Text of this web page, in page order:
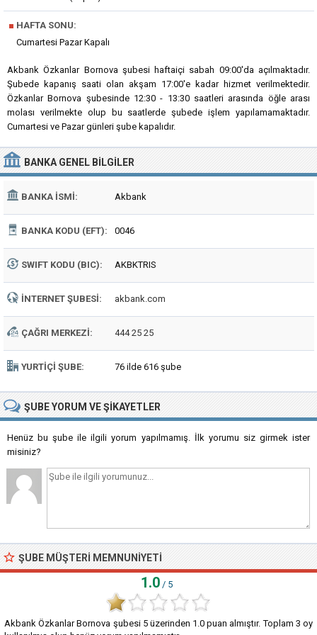
■ HAFTA SONU:
Cumartesi Pazar Kapalı
Akbank Özkanlar Bornova şubesi haftaiçi sabah 09:00'da açılmaktadır.
Şubede kapanış saati olan akşam 17:00'e kadar hizmet verilmektedir.
Özkanlar Bornova şubesinde 12:30 - 13:30 saatleri arasında öğle arası
molası verilmekte olup bu saatlerde şubede işlem yapılamamaktadır.
Cumartesi ve Pazar günleri şube kapalıdır.
BANKA GENEL BILGILER
BANKA İSMI: Akbank
BANKA KODU (EFT): 0046
SWIFT KODU (BIC): AKBKTRIS
İNTERNET ŞUBESI: akbank.com
ÇAĞRI MERKEZI: 444 25 25
YURTIÇI ŞUBE: 76 ilde 616 şube
ŞUBEYORUM VE ŞIKAYETLER
Henüz bu şube ile ilgili yorum yapılmamış. İlk yorumu siz girmek ister
misiniz?
ŞUBE MÜŞTERI MEMNUNIYETI
1.0 / 5
Akbank Özkanlar Bornova şubesi 5üzerinden 1.0 puan almıştır. Toplam 3 oy